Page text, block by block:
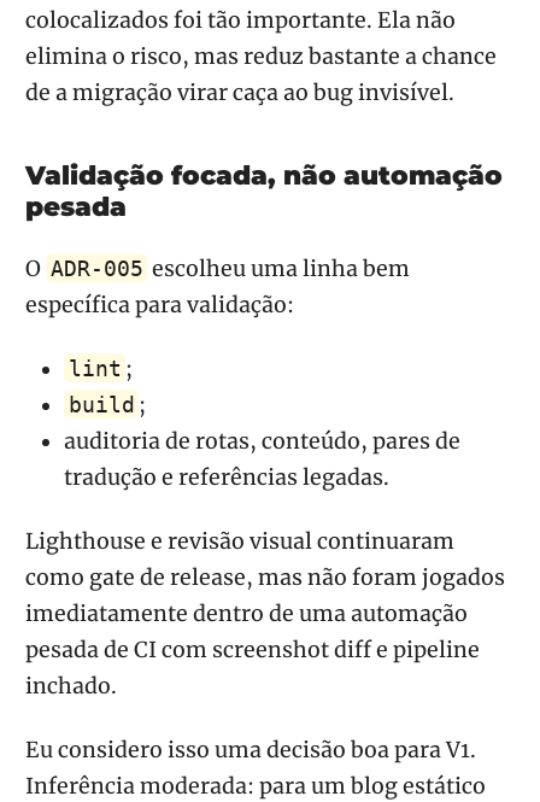
colocalizados foi tão importante. Ela não
elimina o risco, mas reduz bastante a chance
de a migração virar caça ao bug invisível.
Validação focada, não automação
pesada
O ADR-005 escolheu uma linha bem
específica para validação:
lint ;
build ;
auditoria de rotas, conteúdo, pares de
tradução e referências legadas.
Lighthouse e revisão visual continuaram
como gate de release, mas não foram jogados
imediatamente dentro de uma automação
pesada de CI com screenshot diff e pipeline
inchado.
Eu considero isso uma decisão boa para V1.
Inferência moderada: para um blog estático